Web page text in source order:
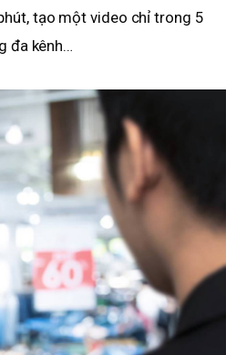
tạo một video chỉ trong 5
đa kênh…